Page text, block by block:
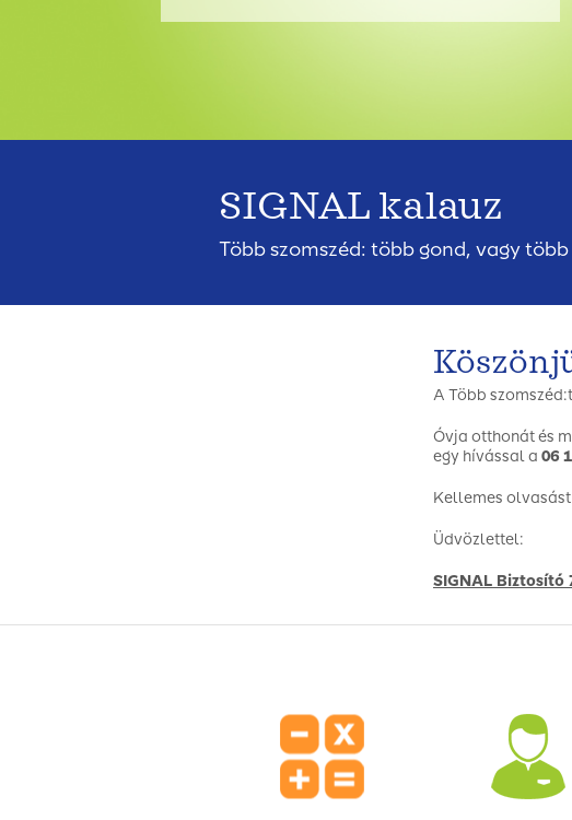
SIGNAL kalauz
Több szomszéd: több gond, vagy
A Több
Óvja otthonát és
egy hívással a 06
Kellemes
Üdvözlettel:
SIGNAL Biztosító